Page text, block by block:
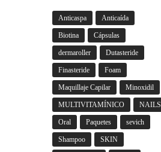
Anticaspa Anticaída
Biotina Cápsulas
dermaroller Dutasteride
Finasteride Foam
Maquillaje Capilar Minoxidil
MULTIVITAMÍNICO NAILS
Oral Paquetes sevich
Shampoo SKIN